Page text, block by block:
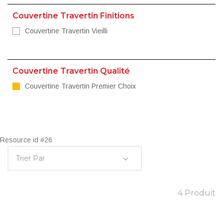
Couvertine Travertin Finitions
Couvertine Travertin Vieilli
Couvertine Travertin Qualité
Couvertine Travertin Premier Choix
Resource id #26
4 Produit